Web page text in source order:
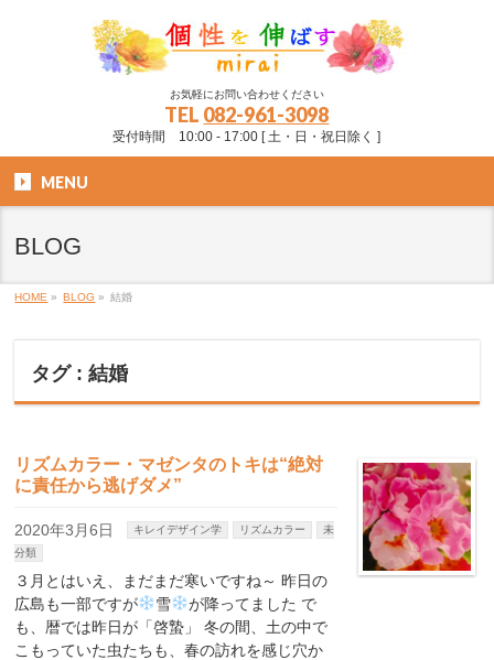
お気軽にお問い合わせください
TEL 082-961-3098
受付時間 10:00 - 17:00 [ 土・日・祝日除く ]
MENU
BLOG
HOME » BLOG » 結婚
タグ : 結婚
リズムカラー・マゼンタのトキは“絶対
に責任から逃げダメ”
2020年3月6日 キレイデザイン学 リズムカラー
未
分類
３月とはいえ、まだまだ寒いですね～ 昨日の
広島も一部ですが
雪
が降ってました で
も、暦では昨日が「啓蟄」 冬の間、土の中で
こもっていた虫たちも、春の訪れを感じ穴か